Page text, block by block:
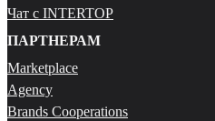
Чат с INTERTOP
ПАРТНЕРАМ
Marketplace
Agency
Brands Cooperations